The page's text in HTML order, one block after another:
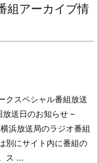
組アーカイブ情
クスペシャル番組放送
送日のお知らせ –
浜放送局のラジオ番組
別にサイト内に番組の
ス ...